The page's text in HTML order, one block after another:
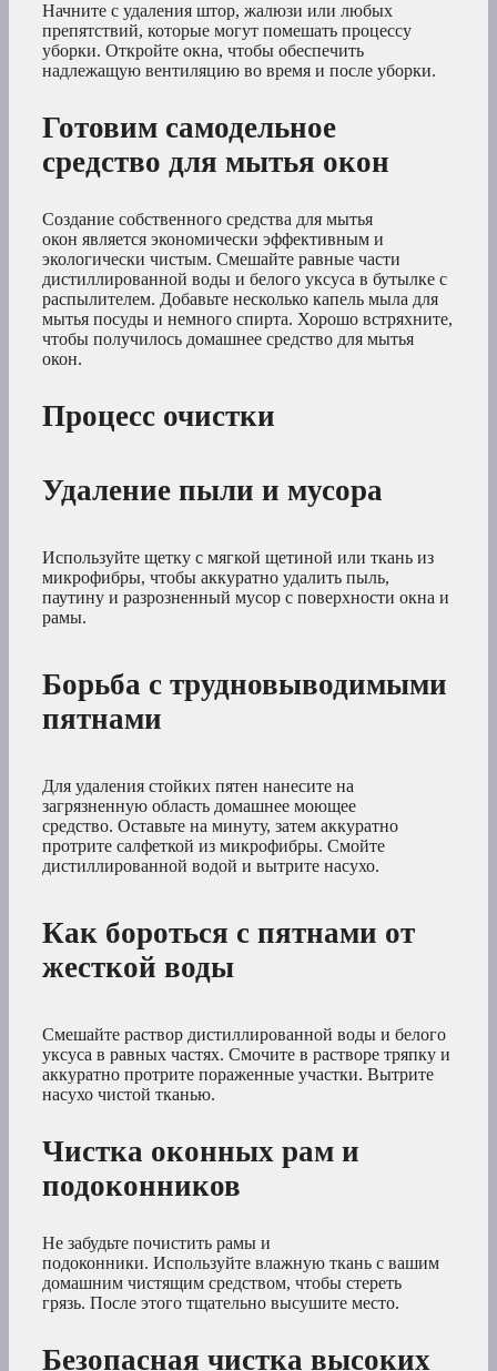
Начните с удаления штор, жалюзи или любых
препятствий, которые могут помешать процессу
уборки. Откройте окна, чтобы обеспечить
надлежащую вентиляцию во время и после уборки.
Готовим самодельное
средство для мытья окон
Создание собственного средства для мытья
окон является экономически эффективным и
экологически чистым. Смешайте равные части
дистиллированной воды и белого уксуса в бутылке с
распылителем. Добавьте несколько капель мыла для
мытья посуды и немного спирта. Хорошо встряхните,
чтобы получилось домашнее средство для мытья
окон.
Процесс очистки
Удаление пыли и мусора
Используйте щетку с мягкой щетиной или ткань из
микрофибры, чтобы аккуратно удалить пыль,
паутину и разрозненный мусор с поверхности окна и
рамы.
Борьба с трудновыводимыми
пятнами
Для удаления стойких пятен нанесите на
загрязненную область домашнее моющее
средство. Оставьте на минуту, затем аккуратно
протрите салфеткой из микрофибры. Смойте
дистиллированной водой и вытрите насухо.
Как бороться с пятнами от
жесткой воды
Смешайте раствор дистиллированной воды и белого
уксуса в равных частях. Смочите в растворе тряпку и
аккуратно протрите пораженные участки. Вытрите
насухо чистой тканью.
Чистка оконных рам и
подоконников
Не забудьте почистить рамы и
подоконники. Используйте влажную ткань с вашим
домашним чистящим средством, чтобы стереть
грязь. После этого тщательно высушите место.
Безопасная чистка высоких